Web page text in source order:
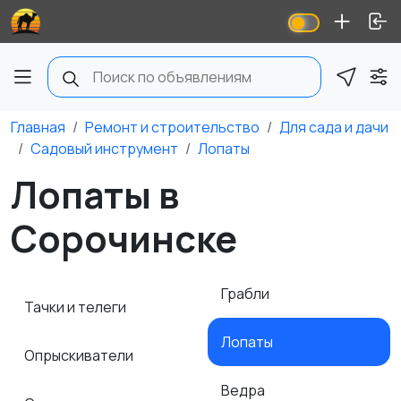
Главная Ремонт и строительство
Для сада и дачи
Садовый инструмент
Лопаты
Лопаты в
Сорочинске
Тачки и телеги
Опрыскиватели
Грабли
Лопаты
Ведра